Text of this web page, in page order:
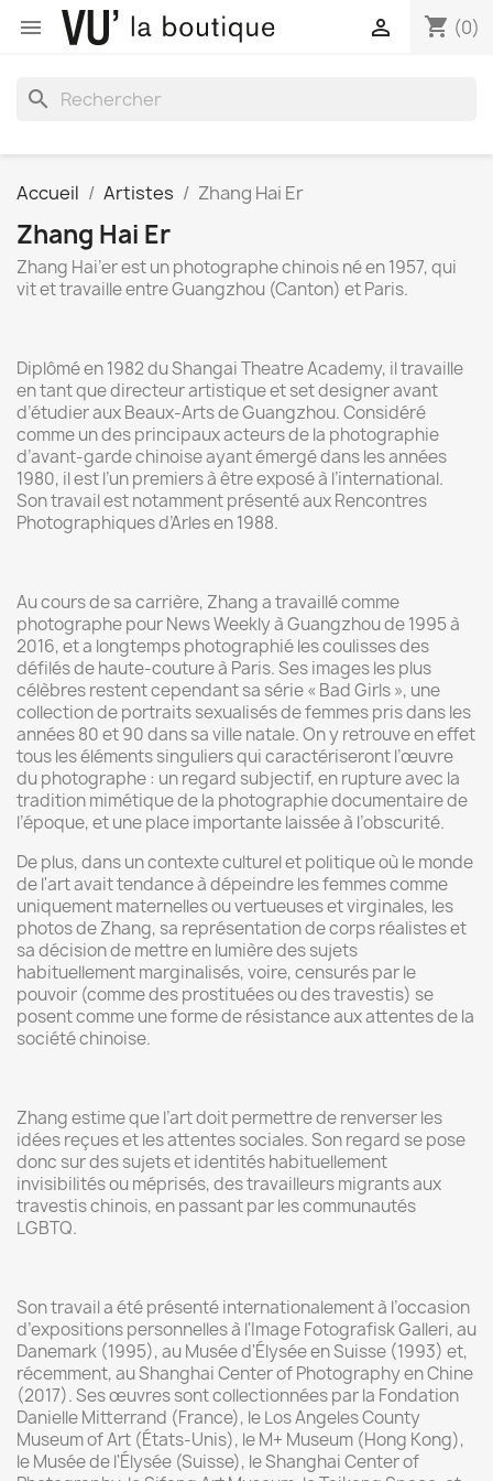
 shopping_cart (0)

search
Accueil Artistes Zhang Hai Er
Zhang Hai Er
Zhang Hai’er est un photographe chinois né en 1957, qui
vit et travaille entre Guangzhou (Canton) et Paris.
Diplômé en 1982 du Shangai Theatre Academy, il travaille
en tant que directeur artistique et set designer avant
d’étudier aux Beaux-Arts de Guangzhou. Considéré
comme un des principaux acteurs de la photographie
d’avant-garde chinoise ayant émergé dans les années
1980, il est l’un premiers à être exposé à l’international.
Son travail est notamment présenté aux Rencontres
Photographiques d’Arles en 1988.
Au cours de sa carrière, Zhang a travaillé comme
photographe pour News Weekly à Guangzhou de 1995 à
2016, et a longtemps photographié les coulisses des
défilés de haute-couture à Paris. Ses images les plus
célèbres restent cependant sa série « Bad Girls », une
collection de portraits sexualisés de femmes pris dans les
années 80 et 90 dans sa ville natale. On y retrouve en effet
tous les éléments singuliers qui caractériseront l’œuvre
du photographe : un regard subjectif, en rupture avec la
tradition mimétique de la photographie documentaire de
l’époque, et une place importante laissée à l’obscurité.
De plus, dans un contexte culturel et politique où le monde
de l'art avait tendance à dépeindre les femmes comme
uniquement maternelles ou vertueuses et virginales, les
photos de Zhang, sa représentation de corps réalistes et
sa décision de mettre en lumière des sujets
habituellement marginalisés, voire, censurés par le
pouvoir (comme des prostituées ou des travestis) se
posent comme une forme de résistance aux attentes de la
société chinoise.
Zhang estime que l’art doit permettre de renverser les
idées reçues et les attentes sociales. Son regard se pose
donc sur des sujets et identités habituellement
invisibilités ou méprisés, des travailleurs migrants aux
travestis chinois, en passant par les communautés
LGBTQ.
Son travail a été présenté internationalement à l’occasion
d’expositions personnelles à l'Image Fotografisk Galleri, au
Danemark (1995), au Musée d'Élysée en Suisse (1993) et,
récemment, au Shanghai Center of Photography en Chine
(2017). Ses œuvres sont collectionnées par la Fondation
Danielle Mitterrand (France), le Los Angeles County
Museum of Art (États-Unis), le M+ Museum (Hong Kong),
le Musée de l'Élysée (Suisse), le Shanghai Center of